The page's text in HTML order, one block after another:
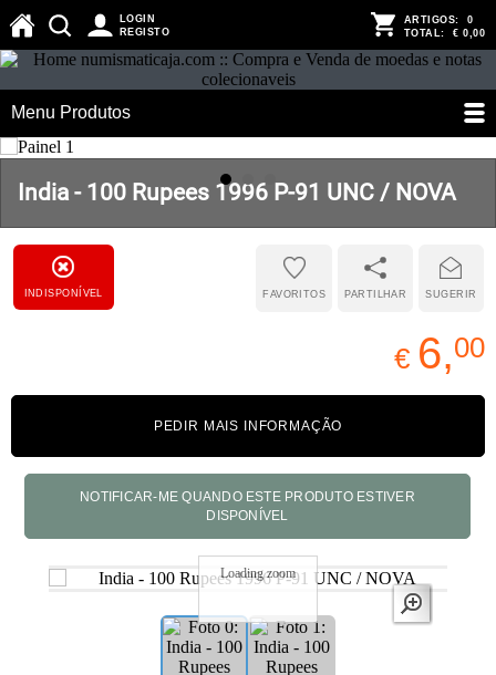
LOGIN
REGISTO
ARTIGOS: 0
TOTAL: € 0,00
Menu Produtos
India - 100 Rupees 1996 P-91 UNC / NOVA
INDISPONÍVEL SUGERIR
PARTILHAR
FAVORITOS
€ 6,00
PEDIR MAIS INFORMAÇÃO
Loading zoom